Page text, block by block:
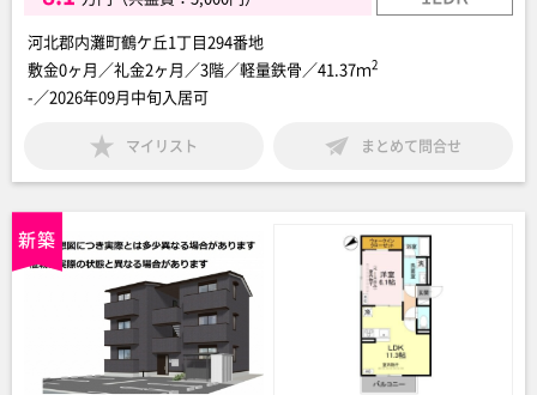
河北郡内灘町鶴ケ丘1丁目294番地
敷金0ヶ月／礼金2ヶ月／3階／軽量鉄骨／41.37ｍ2
-／2026年09月中旬入居可
マイリスト まとめて問合せ